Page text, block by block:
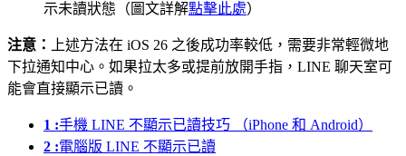
示未讀狀態（圖文詳解點擊此處）
注意：
上述方法在 iOS 26 之後成功率較低，需要非常輕微地
下拉通知中心。如果拉太多或提前放開手指，LINE 聊天室可
能會直接顯示已讀。
1 :手機 LINE 不顯示已讀技巧 （iPhone 和 Android）
2 :電腦版 LINE 不顯示已讀